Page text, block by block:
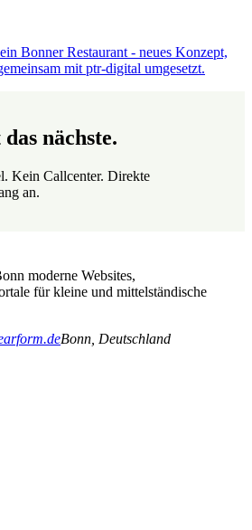
Bonner Restaurant - neues Konzept,
mit ptr-digital umgesetzt.
nächste.
Kein Callcenter. Direkte
an.
moderne Websites,
für kleine und mittelständische
Bonn, Deutschland